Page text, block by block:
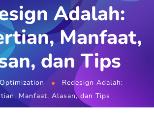
Adalah:
Manfaat,
dan Tips
Redesign Adalah:
Manfaat, Alasan, dan Tips